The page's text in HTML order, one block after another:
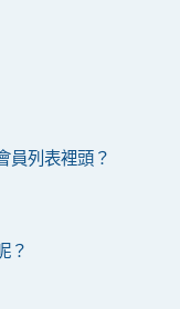
員列表裡頭？
？